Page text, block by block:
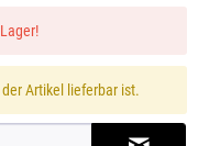
Artikel lieferbar ist.